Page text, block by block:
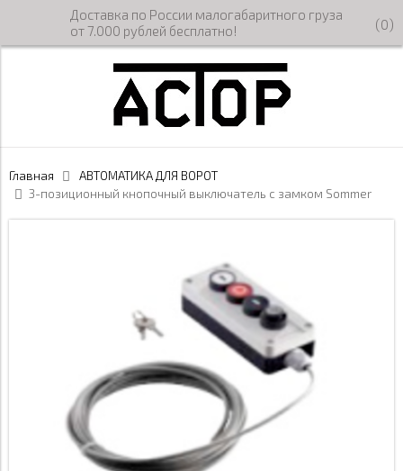
Доставка по России малогабаритного груза
от 7.000 рублей бесплатно!
(0)
Главная
АВТОМАТИКА ДЛЯ ВОРОТ
3-позиционный кнопочный выключатель с замком Sommer